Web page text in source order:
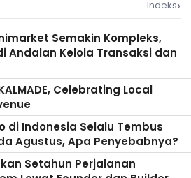
Indeks›
Semakin Kompleks,
Andalan Kelola Transaksi dan
Celebrating Local
di Indonesia Selalu Tembus
Agustus, Apa Penyebabnya?
Setahun Perjalanan